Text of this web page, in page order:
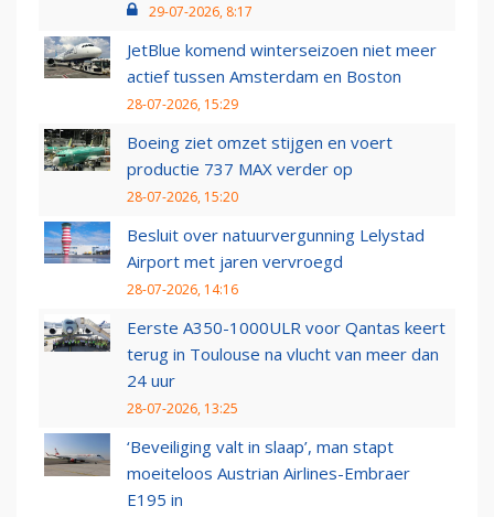
29-07-2026, 8:17
JetBlue komend winterseizoen niet meer
actief tussen Amsterdam en Boston
28-07-2026, 15:29
Boeing ziet omzet stijgen en voert
productie 737 MAX verder op
28-07-2026, 15:20
Besluit over natuurvergunning Lelystad
Airport met jaren vervroegd
28-07-2026, 14:16
Eerste A350-1000ULR voor Qantas keert
terug in Toulouse na vlucht van meer dan
24 uur
28-07-2026, 13:25
‘Beveiliging valt in slaap’, man stapt
moeiteloos Austrian Airlines-Embraer
E195 in